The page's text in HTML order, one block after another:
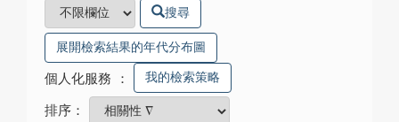
搜尋
展開檢索結果的年代分布圖
個人化服務 ： 我的檢索策略
排序：